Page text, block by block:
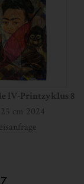
lV-Printzyklus 8
cm 2024